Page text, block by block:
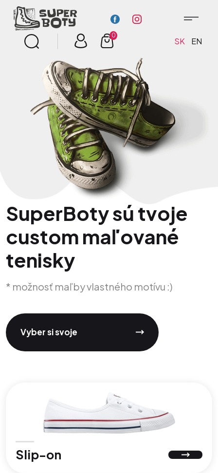
0
SK EN
SuperBoty sú tvoje
custom maľované
tenisky
* možnosť maľby vlastného motívu :)
Vyber si svoje
Slip-on